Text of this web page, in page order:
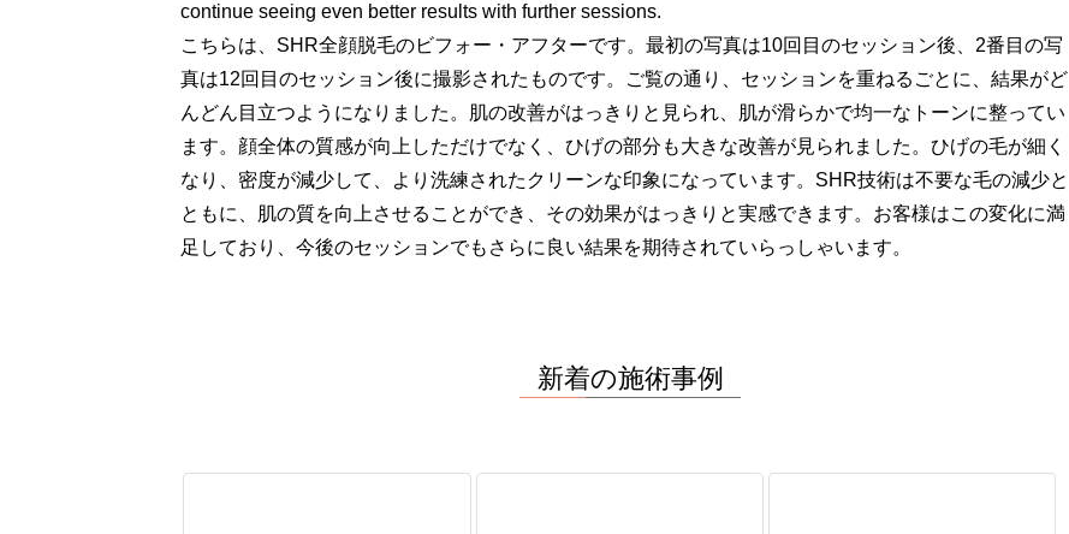
continue seeing even better results with further sessions.
こちらは、SHR全顔脱毛のビフォー・アフターです。最初の写真は10回目のセッション後、2番目の写
真は12回目のセッション後に撮影されたものです。ご覧の通り、セッションを重ねるごとに、結果がど
んどん目立つようになりました。肌の改善がはっきりと見られ、肌が滑らかで均一なトーンに整ってい
ます。顔全体の質感が向上しただけでなく、ひげの部分も大きな改善が見られました。ひげの毛が細く
なり、密度が減少して、より洗練されたクリーンな印象になっています。SHR技術は不要な毛の減少と
ともに、肌の質を向上させることができ、その効果がはっきりと実感できます。お客様はこの変化に満
足しており、今後のセッションでもさらに良い結果を期待されていらっしゃいます。
新着の施術事例